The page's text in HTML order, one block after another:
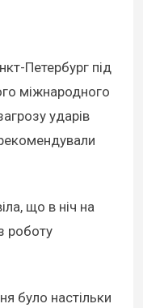
Петербург під
міжнародного
ударів
що в ніч на
роботу
було настільки